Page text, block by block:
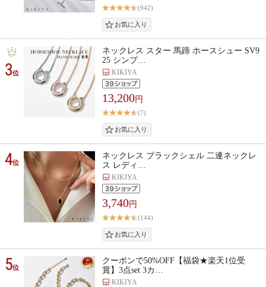
(942)
3位
ネックレス スター 馬蹄 ホースシュー SV9
25 シンプ…
KIKIYA
13,200円
(7)
4位
ネックレス ブラックシェル 二連ネックレ
ス レディ…
KIKIYA
3,740円
(144)
5位
クーポンで50%OFF【福袋★楽天1位受
賞】3点set 3カ…
KIKIYA